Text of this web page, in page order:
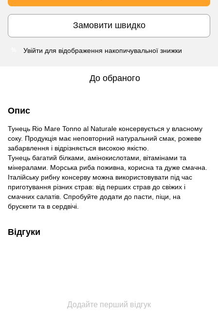
Замовити швидко
Увійти для відображення накопичувальної знижки
До обраного
Опис
Тунець Rio Mare Tonno al Naturale консервується у власному
соку. Продукція має неповторний натуральний смак, рожеве
забарвлення і відрізняється високою якістю.
Тунець багатий білками, амінокислотами, вітамінами та
мінералами. Морська риба поживна, корисна та дуже смачна.
Італійську рибну консерву можна використовувати під час
приготування різних страв: від перших страв до свіжих і
смачних салатів. Спробуйте додати до пасти, піци, на
брускети та в сердвічі.
Відгуки
Додайте перший відгук